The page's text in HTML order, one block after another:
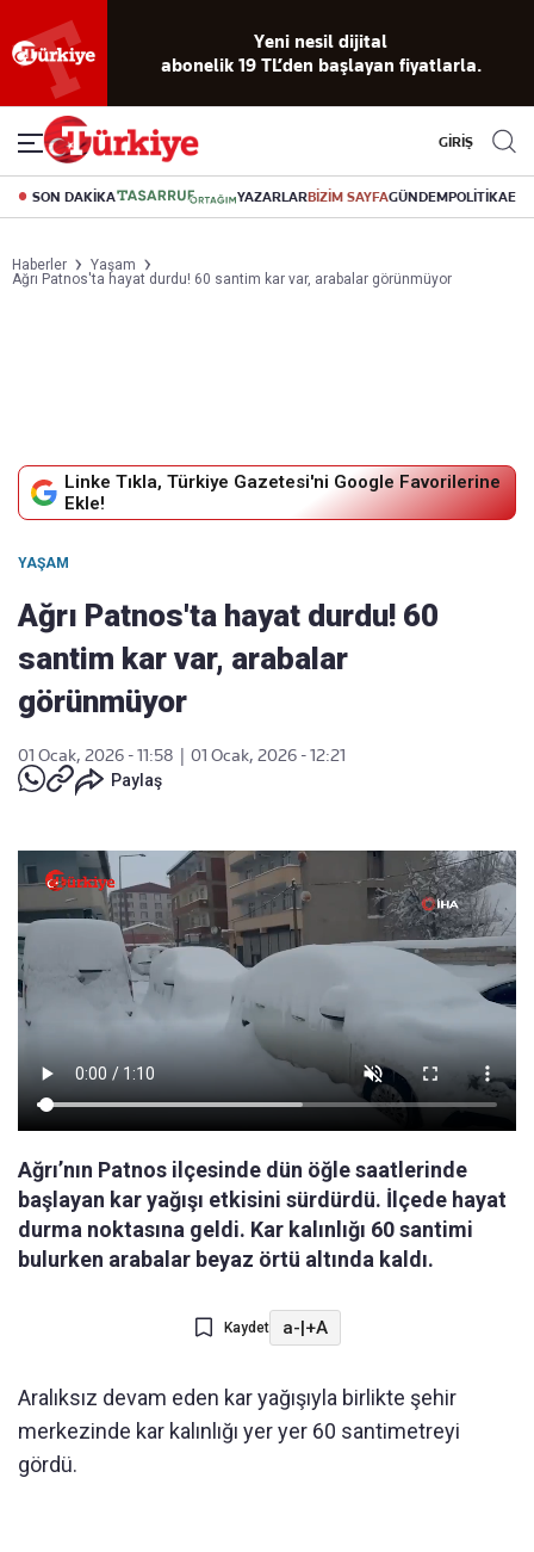
Yeni nesil dijital
abonelik 19 TL’den başlayan fiyatlarla.
GİRİŞ
SON DAKİKA YAZARLARBİZİM SAYFAGÜNDEMPOLİTİKA
Haberler
Yaşam
Ağrı Patnos'ta hayat durdu! 60 santim kar var, arabalar görünmüyor
Linke Tıkla, Türkiye Gazetesi'ni Google Favorilerine
Ekle!
YAŞAM
Ağrı Patnos'ta hayat durdu! 60
santim kar var, arabalar
görünmüyor
01 Ocak, 2026 - 11:58
01 Ocak, 2026 - 12:21
Paylaş
Ağrı’nın Patnos ilçesinde dün öğle saatlerinde
başlayan kar yağışı etkisini sürdürdü. İlçede hayat
durma noktasına geldi. Kar kalınlığı 60 santimi
bulurken arabalar beyaz örtü altında kaldı.
Kaydet a-|+A
Aralıksız devam eden kar yağışıyla birlikte şehir
merkezinde kar kalınlığı yer yer 60 santimetreyi
gördü.